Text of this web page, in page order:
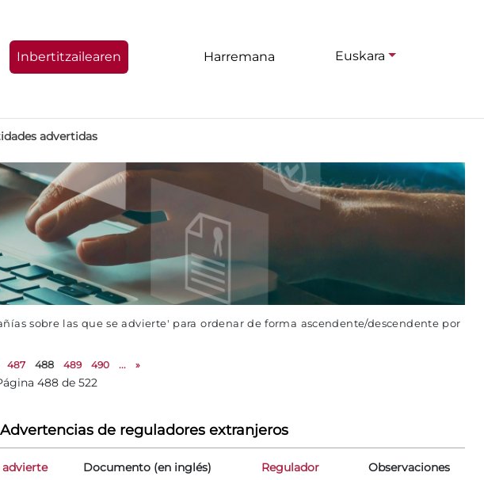
Inbertitzailearen Harremana Euskara
advertidas
sobre las que se advierte' para ordenar de forma ascendente/descendente por
487 488 489 490 ... »
488 de 522
de reguladores extranjeros
advierte Documento (en inglés) Regulador Observaciones